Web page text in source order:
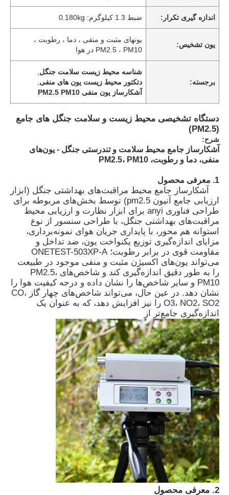
خانه
محصولات
فیلم های
اندازه گیری تکرار: ضبط 1.3 کیلوگرم: 0.180kg
یون تشخیص:
یونهای مثبت و منفی ، دما ، رطوبت ،
PM2.5 ، PM10 در هوا
برجسته:
شناسه محیط زیست سلامت جنگل
دتکتور محیط زیست یون های منفی
آشکارساز یون منفی PM2.5 PM10
دستگاه تشخیصی محیط زیست و سلامت جنگل های جامع
(PM2.5)
شرح:
آشکارساز جامع محیط سلامت و تندرستی جنگل - یون‌های
منفی، دما و رطوبت، PM2.5، PM10
1. معرفی محصول
آشکارساز جامع محیط مراقبت‌های بهداشتی جنگل (ابزار
ارزیابی جامع آنیون pm2.5) توسط بخش‌های مربوطه برای
طراحی فناوری anyi برای ابزار نظارت و ارزیابی محیط
مراقبت‌های بهداشتی جنگل، با طراحی سنسور از نوع
استوانه هم محور، با پایداری جریان هوای نمونه‌برداری،
مزایای اندازه‌گیری توزیع یکنواخت یون، ضد تداخل و
مقاومت قوی در برابر رطوبت؛ ONETEST-503XP-A
می‌تواند یون‌های اکسیژن مثبت و منفی موجود در طبیعت
را به طور دقیق اندازه‌گیری کند و شاخص‌های PM2.5،
PM10 و سایر شاخص‌ها را نشان داده و درجه کیفیت هوا را
نشان دهد. در عین حال، می‌تواند شاخص‌های چهار گاز CO،
O3، NO2، SO2 را نیز افزایش دهد، که به عنوان یک
اندازه‌گیری جامع‌تر از
2. معرفی محصول